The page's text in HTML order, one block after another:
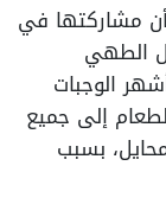
مشاركتها في
الطهي
الوجبات
إلى جميع
بسبب